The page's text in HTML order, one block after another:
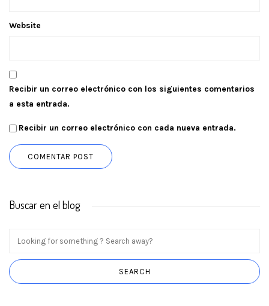
Website
Recibir un correo electrónico con los siguientes comentarios
a esta entrada.
Recibir un correo electrónico con cada nueva entrada.
Buscar en el blog